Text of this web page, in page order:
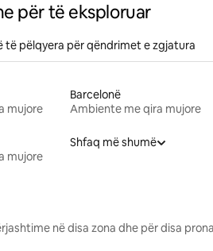
për të eksploruar
të pëlqyera për qëndrimet e zgjatura
mujore
Barcelonë
Ambiente me qira mujore
mujore
Shfaq më shumë
në disa zona dhe për disa